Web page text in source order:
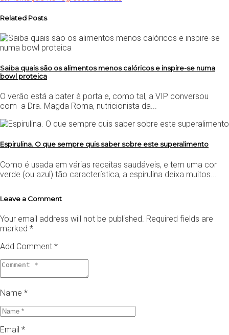
Related Posts
Saiba quais são os alimentos menos calóricos e inspire-se numa
bowl proteica
O verão está a bater à porta e, como tal, a VIP conversou
com a Dra. Magda Roma, nutricionista da...
Espirulina. O que sempre quis saber sobre este superalimento
Como é usada em várias receitas saudáveis, e tem uma cor
verde (ou azul) tão característica, a espirulina deixa muitos...
Leave a Comment
Your email address will not be published. Required fields are
marked *
Add Comment *
Name *
Email *